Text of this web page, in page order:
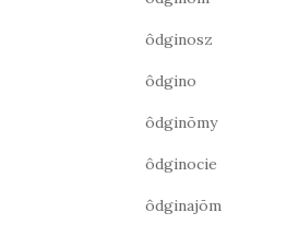
ôdginosz
ôdgino
ôdginōmy
ôdginocie
ôdginajōm